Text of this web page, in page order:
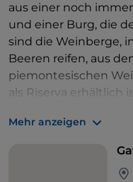
aus einer noch
und einer Burg, die
sind die Weinberge,
Beeren reifen, aus
piemontesischen
als Riserva erhältlich
jüngerer Form
goldfarben. Er reift
Mehr anzeigen